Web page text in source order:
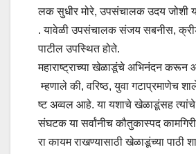
लक सुधीर मोरे, उपसंचालक उदय जोशी
. यावेळी उपसंचालक संजय सबनीस,
पाटील उपस्थित होते.
महाराष्ट्राच्या खेळाडूंचे अभिनंदन करून
म्हणाले की, वरिष्ठ, युवा गटाप्रमाणेच
ष्ट अव्वल आहे. या यशाचे खेळाडूंसह त्यांचे
संघटक या सर्वांनीच कौतुकास्पद
रा कायम राखण्यासाठी खेळाडूंच्या पाठी